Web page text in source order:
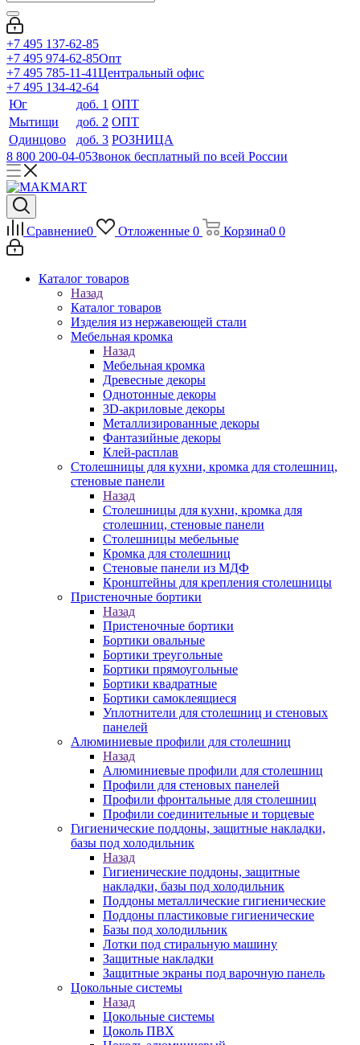
+7 495 137-62-85
+7 495 974-62-85Опт
+7 495 785-11-41Центральный офис
+7 495 134-42-64
Юг
доб. 1 ОПТ
Мытищи
доб. 2 ОПТ
Одинцово
доб. 3 РОЗНИЦА
8 800 200-04-05Звонок бесплатный по всей России
Сравнение0 Отложенные 0 Корзина0 0
Каталог товаров
Назад
Каталог товаров
Изделия из нержавеющей стали
Мебельная кромка
Назад
Мебельная кромка
Древесные декоры
Однотонные декоры
3D-акриловые декоры
Металлизированные декоры
Фантазийные декоры
Клей-расплав
Столешницы для кухни, кромка для столешниц,
стеновые панели
Назад
Столешницы для кухни, кромка для
столешниц, стеновые панели
Столешницы мебельные
Кромка для столешниц
Стеновые панели из МДФ
Кронштейны для крепления столешницы
Пристеночные бортики
Назад
Пристеночные бортики
Бортики овальные
Бортики треугольные
Бортики прямоугольные
Бортики квадратные
Бортики самоклеящиеся
Уплотнители для столешниц и стеновых
панелей
Алюминиевые профили для столешниц
Назад
Алюминиевые профили для столешниц
Профили для стеновых панелей
Профили фронтальные для столешниц
Профили соединительные и торцевые
Гигиенические поддоны, защитные накладки,
базы под холодильник
Назад
Гигиенические поддоны, защитные
накладки, базы под холодильник
Поддоны металлические гигиенические
Поддоны пластиковые гигиенические
Базы под холодильник
Лотки под стиральную машину
Защитные накладки
Защитные экраны под варочную панель
Цокольные системы
Назад
Цокольные системы
Цоколь ПВХ